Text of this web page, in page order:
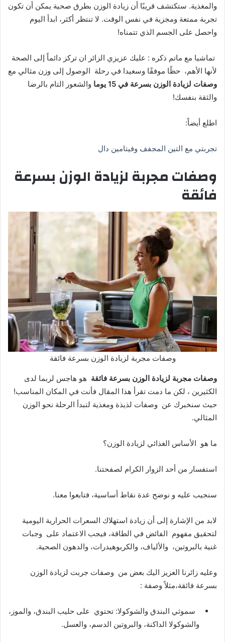
والمغذية. ستكتشف قريبًا أن زيادة الوزن بطرق صحية يمكن أن تكون
تجربة ممتعة ومجزية في نفس الوقت. لا تنتظر أكثر، ابدأ اليوم
واحصل على الجسم الذي تتمناه!
تماشيا مع ماتم ذكره : عليك عزيزي الزائر ان تركز دائماً إلى الصحة
لأنها الأهم، حظًا موفقًا وسعيدا في رحلة الوصول إلى وزن مثالي مع
وصفات لزيادة الوزن بسرعة في 15 يوما
والشعور التام بالرضا
والثقة بنفسك!
اطلع أيضاً:
تجربتي مع التين المجفف وفيتامين دال
وصفات مجربة لزيادة الوزن بسرعة
فائقة
وصفات مجربة لزيادة الوزن بسرعة فائقة
وصفات مجربة لزيادة الوزن بسرعة فائقة هو هاجس لربما لدى
الكثيرين ، لكن ما دمت تقرأ هذا المقال فأنت في المكان المناسب!
حيث سنخبرك عن وصفات لذيذة ومغذية لتبدأ الرحلة نحو الوزن
المثالي.
ما هو الأساس الغذائي لزيادة الوزن؟
استفسار من أحد الزوار الكرام لصفحتنا.
سنجيب عليه و نوضح عدة نقاط أساسية، فتابعوا معنا.
لابد من الإشارة إلى أن زيادة استهلاك السعرات الحرارية اليومية
لتحقيق مفهوم الفائض في الطاقة، فيجب الاعتماد على وجبات
غنية بالبروتين، والألياف، والكربوهيدرات، والدهون الصحية.
وعليه زائرنا العزيز اليك بعض من وصفات جربت لزيادة الوزن
بسرعة فائقة،مثلاً وصفة :
سموثي البندق والشوكولا: تحتوي على حليب البندق، والموز،
والشوكولا الداكنة، والبروتين الدسم، والعسل.